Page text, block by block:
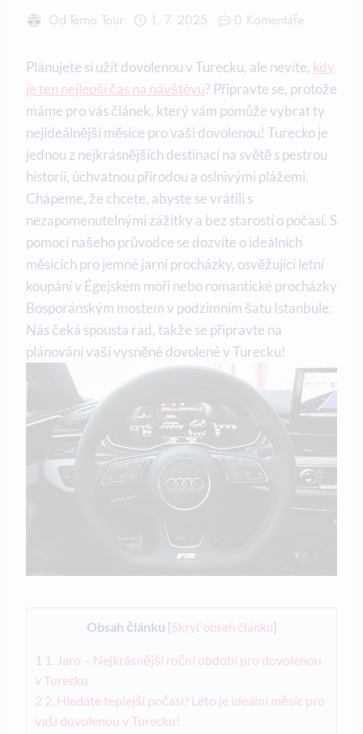
OdTerno Tour 1. 7. 2025 0 Komentáře
Plánujete si užít dovolenou v Turecku, ale nevíte, kdy
je ten nejlepší čas na návštěvu? Připravte se, protože
máme pro vás článek, který vám pomůže vybrat ty
nejideálnější měsíce pro vaši dovolenou! Turecko je
jednou z nejkrásnějších destinací na světě s pestrou
historií, úchvatnou přírodou a oslnivými plážemi.
Chápeme, že chcete, abyste se vrátili s
nezapomenutelnými zážitky a bez starostí o počasí. S
pomocí našeho průvodce se dozvíte o ideálních
měsících pro jemné jarní procházky, osvěžující letní
koupání v Égejském moři nebo romantické procházky
Bosporánským mostem v podzimním šatu Istanbule.
Nás čeká spousta rad, takže se připravte na
plánování vaší vysněné dovolené v Turecku!
Obsah článku [Skryť obsah článku]
1 1. Jaro – Nejkrásnější roční období pro dovolenou
v Turecku
2 2. Hledáte teplejší počasí? Léto je ideální měsíc pro
vaši dovolenou v Turecku!